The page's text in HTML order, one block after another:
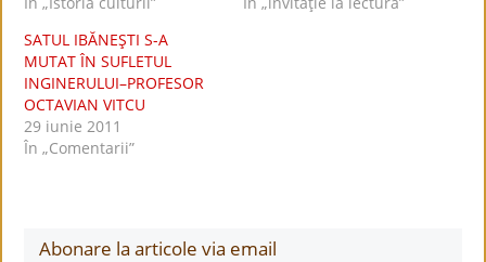
SATUL IBĂNEŞTI S-A
MUTAT ÎN SUFLETUL
INGINERULUI–PROFESOR
OCTAVIAN VITCU
29 iunie 2011
În „Comentarii”
Abonare la articole via email